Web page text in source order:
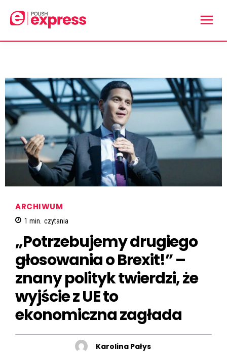
ARCHIWUM
1 min. czytania
„Potrzebujemy drugiego
głosowania o Brexit!” –
znany polityk twierdzi, że
wyjście z UE to
ekonomiczna zagłada
Karolina Pałys